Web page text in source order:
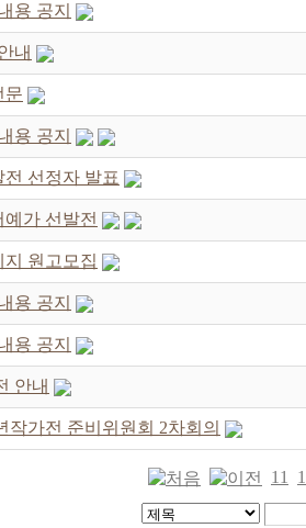
용 공지
내
문
용 공지
선정자 발표
가 선발전
지 원고모집
용 공지
용 공지
안내
작가전 준비위원회 2차회의
11